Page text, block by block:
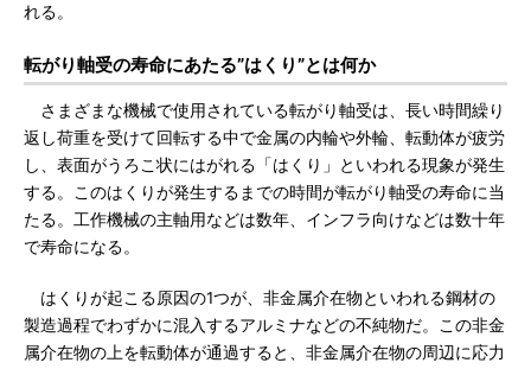
れる。
転がり軸受の寿命にあたる”はくり”とは何か
さまざまな機械で使用されている転がり軸受は、長い時間繰り
返し荷重を受けて回転する中で金属の内輪や外輪、転動体が疲労
し、表面がうろこ状にはがれる「はくり」といわれる現象が発生
する。このはくりが発生するまでの時間が転がり軸受の寿命に当
たる。工作機械の主軸用などは数年、インフラ向けなどは数十年
で寿命になる。
はくりが起こる原因の1つが、非金属介在物といわれる鋼材の
製造過程でわずかに混入するアルミナなどの不純物だ。この非金
属介在物の上を転動体が通過すると、非金属介在物の周辺に応力